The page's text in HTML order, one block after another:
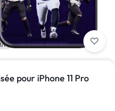
1/1
pour iPhone 11 Pro